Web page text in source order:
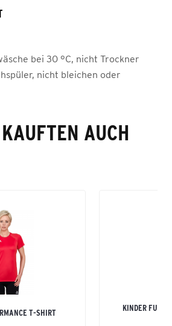
bei 30 °C, nicht Trockner
nicht bleichen oder
AUCH
T-SHIRT
KINDER